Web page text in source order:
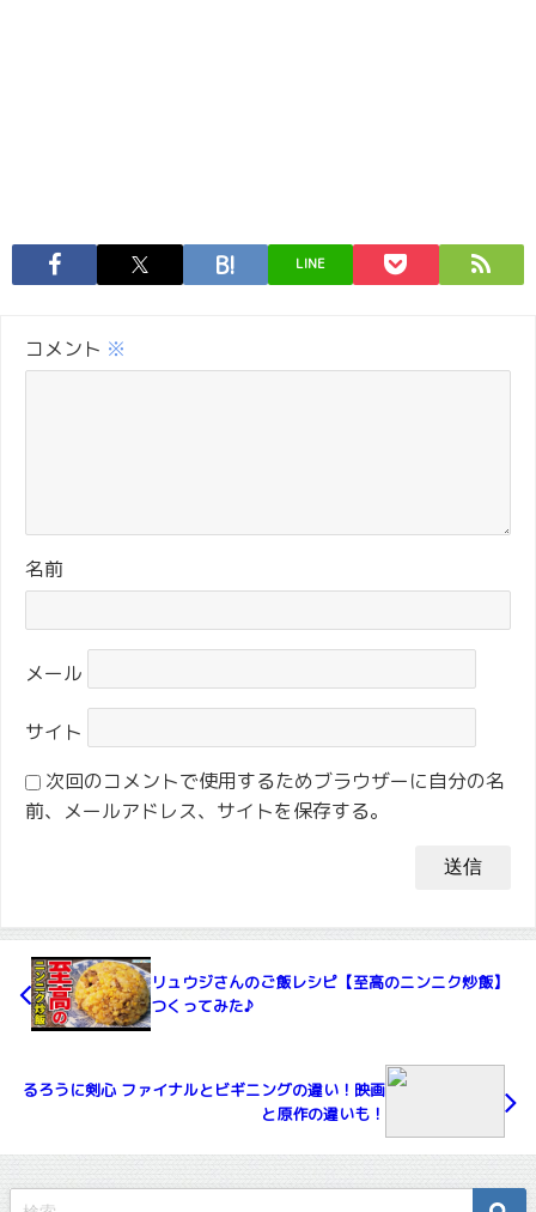
LINE
コメント ※
名前
メール
サイト
次回のコメントで使用するためブラウザーに自分の名
前、メールアドレス、サイトを保存する。
リュウジさんのご飯レシピ【至高のニンニク炒飯】
つくってみた♪
るろうに剣心 ファイナルとビギニングの違い！映画
と原作の違いも！